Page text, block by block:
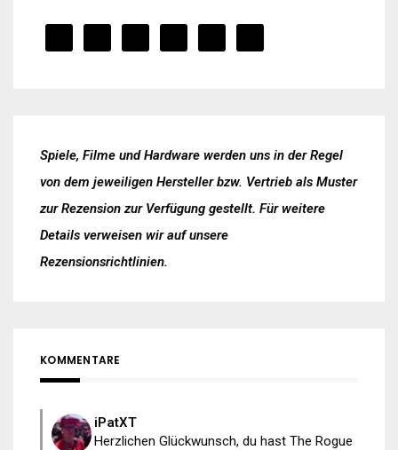
Spiele, Filme und Hardware werden uns in der Regel
von dem jeweiligen Hersteller bzw. Vertrieb als Muster
zur Rezension zur Verfügung gestellt. Für weitere
Details verweisen wir auf unsere
Rezensionsrichtlinien.
KOMMENTARE
iPatXT
Herzlichen Glückwunsch, du hast The Rogue